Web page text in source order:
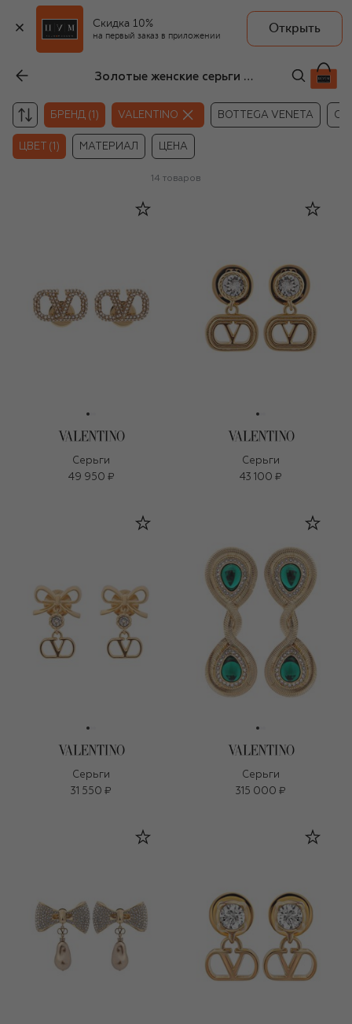
Скидка 10%
на первый заказ в приложении
Открыть
Золотые женские серьги Valentino
БРЕНД (1) VALENTINO BOTTEGA VENETA
ЦВЕТ (1) МАТЕРИАЛ ЦЕНА
14 товаров
Серьги
49 950 ₽
Серьги
43 100 ₽
Серьги
31 550 ₽
Серьги
315 000 ₽